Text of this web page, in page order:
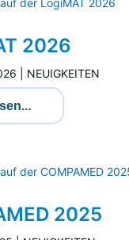
2026
NEUIGKEITEN
2025